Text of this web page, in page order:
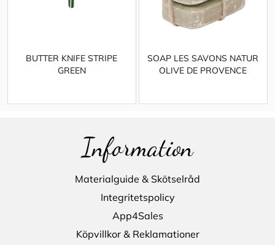
BUTTER KNIFE STRIPE
GREEN
SOAP LES SAVONS NATUR
OLIVE DE PROVENCE
Information
Materialguide & Skötselråd
Integritetspolicy
App4Sales
Köpvillkor & Reklamationer